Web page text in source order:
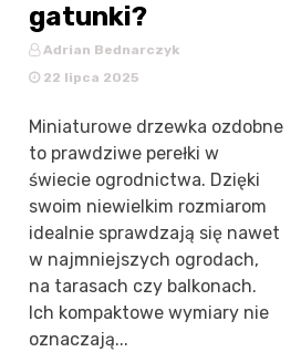
gatunki?
Adrian Bednarczyk
22 lipca 2025
Miniaturowe drzewka ozdobne
to prawdziwe perełki w
świecie ogrodnictwa. Dzięki
swoim niewielkim rozmiarom
idealnie sprawdzają się nawet
w najmniejszych ogrodach,
na tarasach czy balkonach.
Ich kompaktowe wymiary nie
oznaczają...